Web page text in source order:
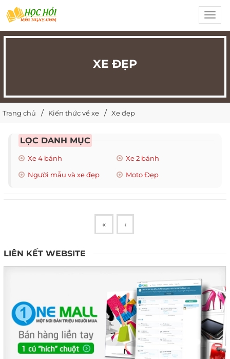
XE ĐẸP
Trang chủ Kiến thức về xe Xe đẹp
LỌC DANH MỤC
Xe 4 bánh
Xe 2 bánh
Người mẫu và xe đẹp
Moto Đẹp
« ‹
LIÊN KẾT WEBSITE